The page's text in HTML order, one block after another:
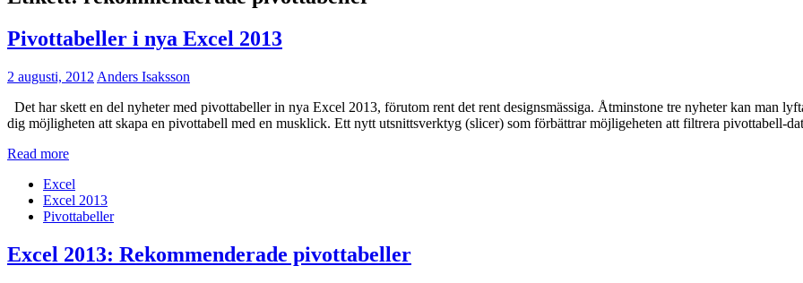
Pivottabeller i nya Excel 2013
2 augusti, 2012 Anders Isaksson
Det har skett en del nyheter med pivottabeller in nya Excel 2013, förutom rent det rent designsmässiga. Åtminstone tre nyheter kan man
dig möjligheten att skapa en pivottabell med en musklick. Ett nytt utsnittsverktyg (slicer) som förbättrar möjligeheten att filtrera pivottabell-
Read more
Excel
Excel 2013
Pivottabeller
Excel 2013: Rekommenderade pivottabeller